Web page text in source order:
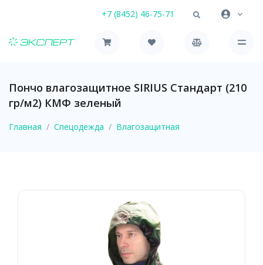
+7 (8452) 46-75-71
Пончо влагозащитное SIRIUS Стандарт (210
гр/м2) КМФ зеленый
Главная Спецодежда Влагозащитная